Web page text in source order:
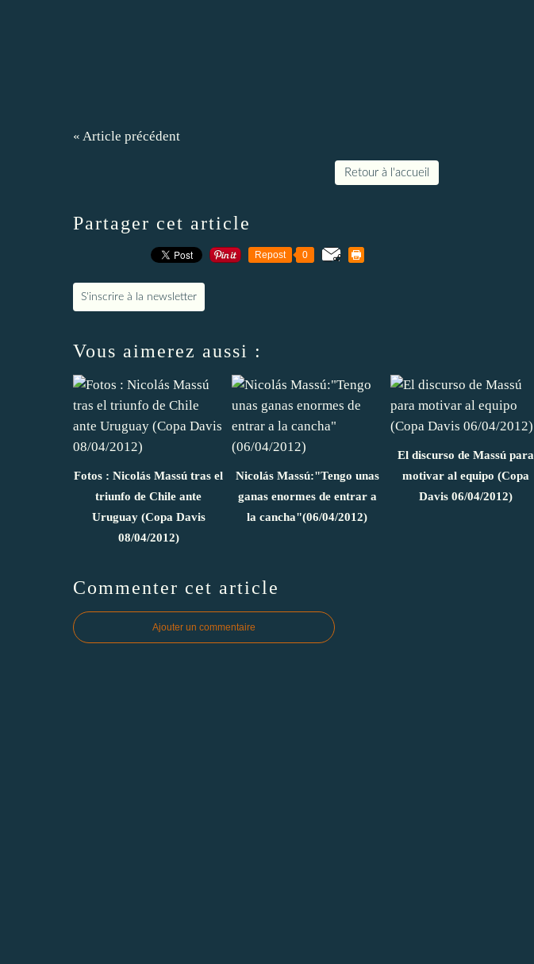
« Article précédent
Retour à l'accueil
Partager cet article
Repost 0
S'inscrire à la newsletter
Vous aimerez aussi :
Fotos : Nicolás Massú tras el
triunfo de Chile ante
Uruguay (Copa Davis
08/04/2012)
Nicolás Massú:"Tengo unas
ganas enormes de entrar a
la cancha"(06/04/2012)
El discurso de Massú para
motivar al equipo (Copa
Davis 06/04/2012)
Commenter cet article
Ajouter un commentaire